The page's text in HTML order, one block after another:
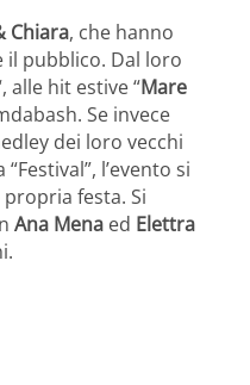
Chiara, che hanno
pubblico. Dal loro
alle hit estive “Mare
Se invece
dei loro vecchi
l’evento si
festa. Si
Ana Mena ed Elettra